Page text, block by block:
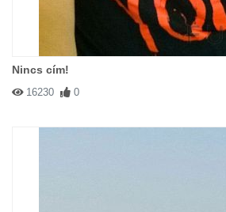
Nincs cím!
16230 0